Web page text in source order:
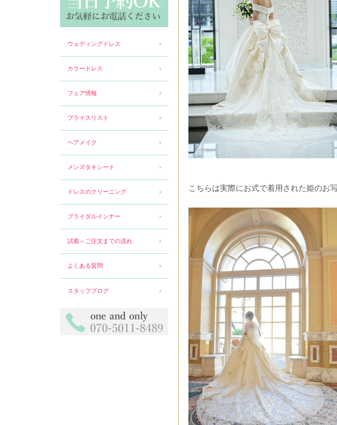
ウェディングドレス
カラードレス
フェア情報
プライスリスト
ヘアメイク
メンズタキシード
ドレスのクリーニング
ブライダルインナー
試着～ご注文までの流れ
よくある質問
スタッフブログ
こちらは実際にお式で着用された姫のお